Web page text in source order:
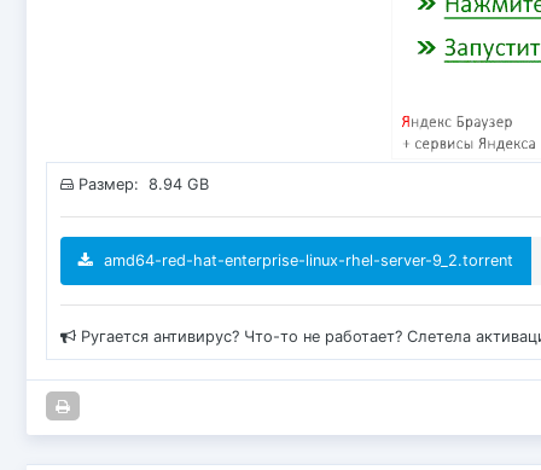
Размер: 8.94 GB
amd64-red-hat-enterprise-linux-rhel-server-9_2.torrent
Ругается антивирус? Что-то не работает? Слетела